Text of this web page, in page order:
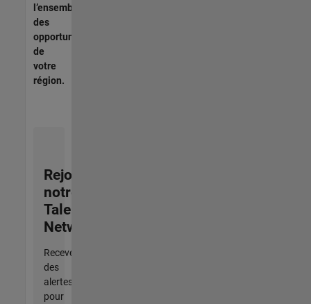
l’ensemble
des
opportunités
de
votre
région.
Rejoignez
notre
Talent
Network
Recevez
des
alertes
pour